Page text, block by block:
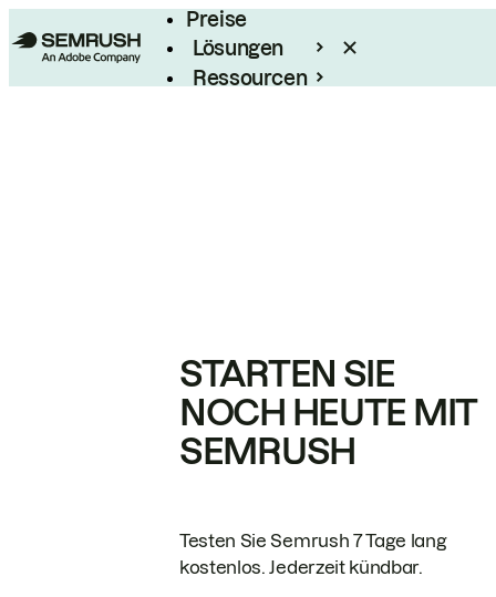
Preise
Lösungen
Ressourcen
STARTEN SIE
NOCH HEUTE MIT
SEMRUSH
Testen Sie Semrush 7 Tage lang
kostenlos. Jederzeit kündbar.